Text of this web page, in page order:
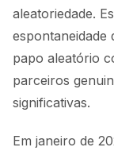
aleatoriedade.
espontaneidade
papo aleatório
parceiros
significativas.
Em janeiro de